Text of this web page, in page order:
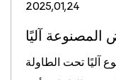
2025,01,24
المصنوعة آليًا
آليًا تحت الطاولة